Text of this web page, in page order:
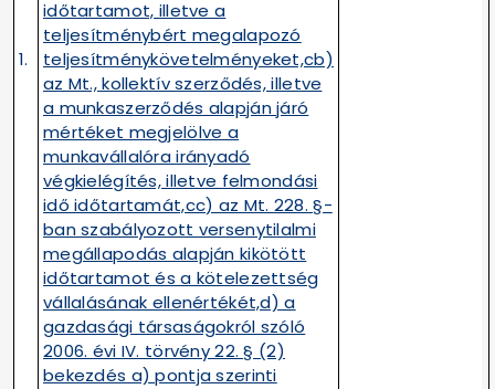
1.
időtartamot, illetve a
teljesítménybért megalapozó
teljesítménykövetelményeket,cb)
az Mt., kollektív szerződés, illetve
a munkaszerződés alapján járó
mértéket megjelölve a
munkavállalóra irányadó
végkielégítés, illetve felmondási
idő időtartamát,cc) az Mt. 228. §-
ban szabályozott versenytilalmi
megállapodás alapján kikötött
időtartamot és a kötelezettség
vállalásának ellenértékét,d) a
gazdasági társaságokról szóló
2006. évi IV. törvény 22. § (2)
bekezdés a) pontja szerinti